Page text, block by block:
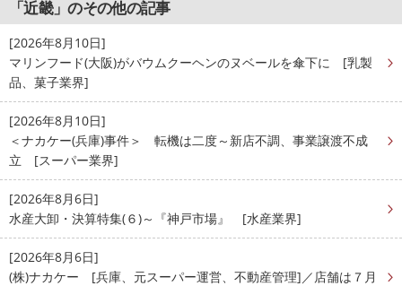
「近畿」のその他の記事
[2026年8月10日]
マリンフード(大阪)がバウムクーヘンのヌベールを傘下に [乳製
品、菓子業界]
[2026年8月10日]
＜ナカケー(兵庫)事件＞ 転機は二度～新店不調、事業譲渡不成
立 [スーパー業界]
[2026年8月6日]
水産大卸・決算特集(６)～『神戸市場』 [水産業界]
[2026年8月6日]
(株)ナカケー [兵庫、元スーパー運営、不動産管理]／店舗は７月